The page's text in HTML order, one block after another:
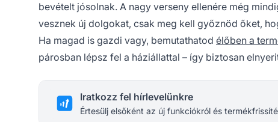
bevételt jósolnak. A nagy verseny ellenére még
vesznek új dolgokat, csak meg kell győznöd őket,
Ha magad is gazdi vagy, bemutathatod élőben a
párosban lépsz fel a háziállattal – így biztosan
Iratkozz fel hírlevelünkre
Értesülj elsőként az új funkciókról és